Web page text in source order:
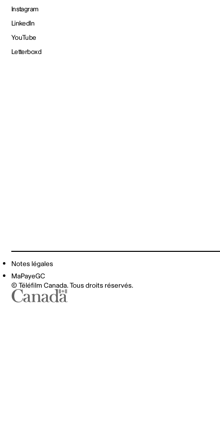
Instagram
LinkedIn
YouTube
Letterboxd
Notes légales
MaPayeGC
© Téléfilm Canada. Tous droits réservés.